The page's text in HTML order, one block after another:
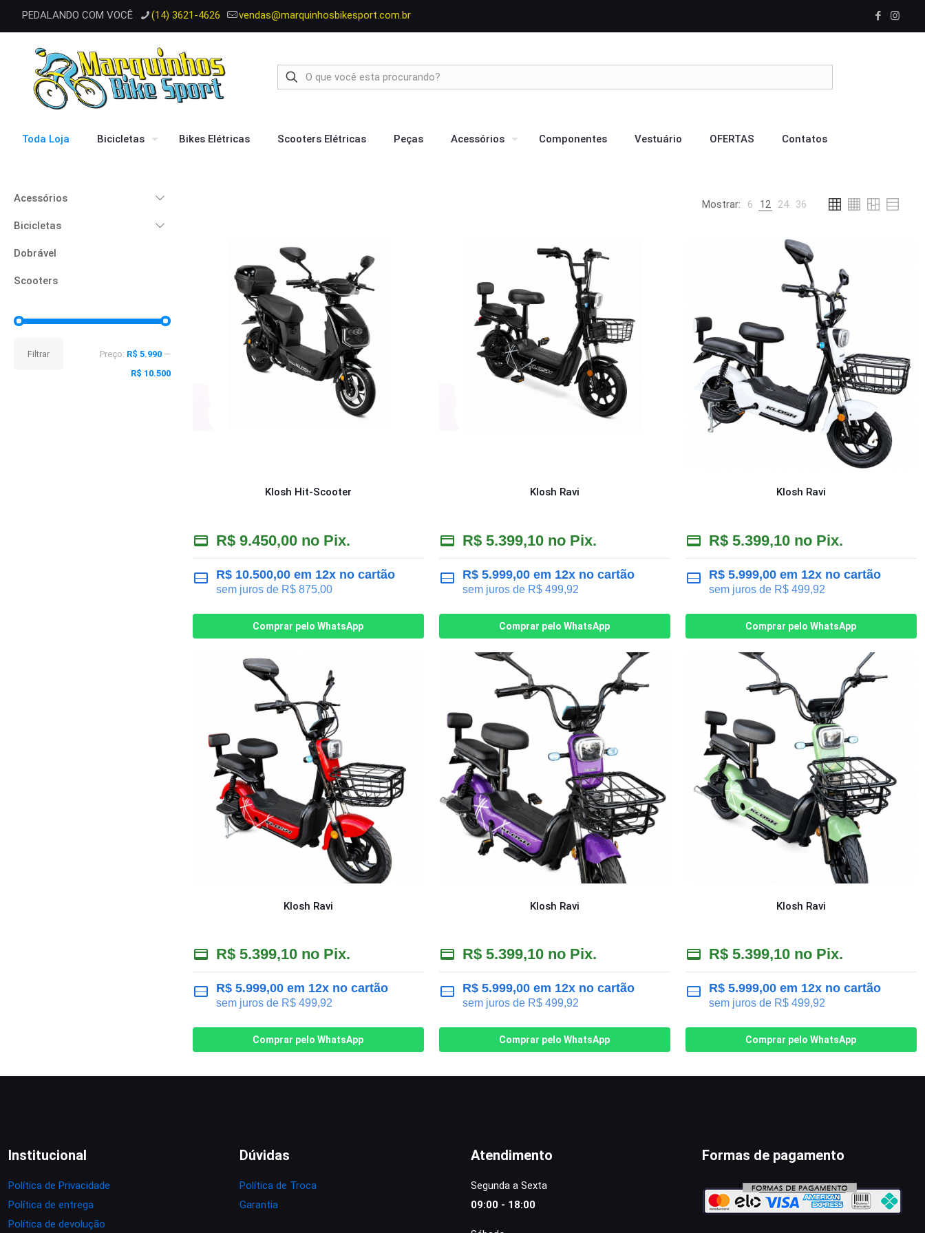
PEDALANDO COM VOCÊ (14) 3621-4626 vendas@marquinhosbikesport.com.br
Toda Loja Bicicletas Bikes Elétricas Scooters Elétricas Peças Acessórios Componentes Vestuário OFERTAS Contatos
Mostrar: 6 12 24 36
Klosh Hit-Scooter
R$9.450,00 no Pix.
R$10.500,00em 12x no cartão
sem juros de R$875,00
Comprar pelo WhatsApp
Klosh Ravi
R$5.399,10 no Pix.
R$5.999,00em 12x no cartão
sem juros de R$499,92
Comprar pelo WhatsApp
Klosh Ravi
R$5.399,10 no Pix.
R$5.999,00em 12x no cartão
sem juros de R$499,92
Comprar pelo WhatsApp
Klosh Ravi
R$5.399,10 no Pix.
R$5.999,00em 12x no cartão
sem juros de R$499,92
Comprar pelo WhatsApp
Klosh Ravi
R$5.399,10 no Pix.
R$5.999,00em 12x no cartão
sem juros de R$499,92
Comprar pelo WhatsApp
Klosh Ravi
R$5.399,10 no Pix.
R$5.999,00em 12x no cartão
sem juros de R$499,92
Comprar pelo WhatsApp
Acessórios
Bicicletas
Dobrável
Scooters
Filtrar Preço: R$ 5.990—
R$ 10.500
Institucional
Política de Privacidade
Política de entrega
Política de devolução
Dúvidas
Política de Troca
Garantia
Atendimento
Segunda a Sexta
09:00 - 18:00
Formas de pagamento